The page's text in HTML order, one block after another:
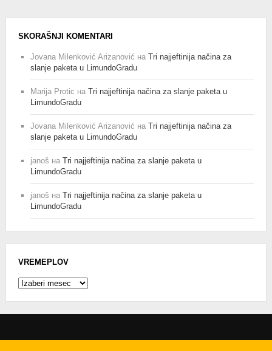
SKORAŠNJI KOMENTARI
Jovana Milenković Arizanović на Tri najjeftinija načina za
slanje paketa u LimundoGradu
Marija Protic на Tri najjeftinija načina za slanje paketa u
LimundoGradu
Jovana Milenković Arizanović на Tri najjeftinija načina za
slanje paketa u LimundoGradu
janoš на Tri najjeftinija načina za slanje paketa u
LimundoGradu
janoš на Tri najjeftinija načina za slanje paketa u
LimundoGradu
VREMEPLOV
Vremeplov